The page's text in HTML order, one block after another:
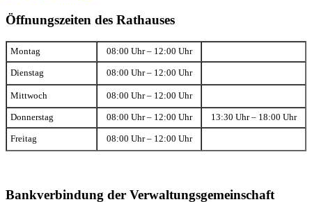
Öffnungszeiten des Rathauses
Montag 08:00 Uhr – 12:00 Uhr
Dienstag 08:00 Uhr – 12:00 Uhr
Mittwoch 08:00 Uhr – 12:00 Uhr
Donnerstag 08:00 Uhr – 12:00 Uhr 13:30 Uhr – 18:00 Uhr
Freitag 08:00 Uhr – 12:00 Uhr
Bankverbindung der Verwaltungsgemeinschaft